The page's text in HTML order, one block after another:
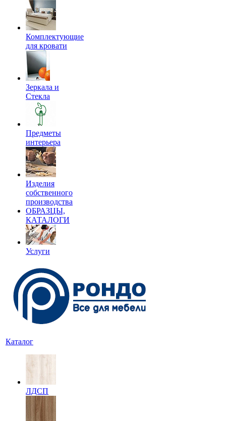
Комплектующие
для кровати
Зеркала и
Стекла
Предметы
интерьера
Изделия
собственного
производства
ОБРАЗЦЫ,
КАТАЛОГИ
Услуги
Каталог
ЛДСП